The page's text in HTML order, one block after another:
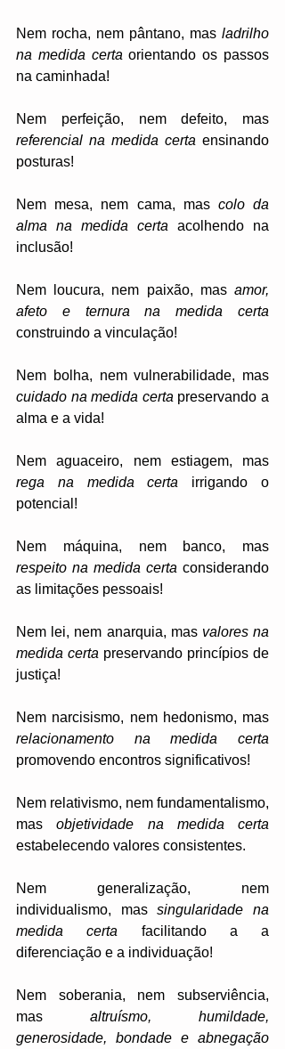
Nem rocha, nem pântano, mas ladrilho
na medida certa orientando os passos
na caminhada!
referencial na medida certa ensinando
posturas!
Nem mesa, nem cama, mas colo da
alma na medida certa acolhendo na
inclusão!
Nem loucura, nem paixão, mas amor,
afeto e ternura na medida certa
construindo a vinculação!
cuidado na medida certa preservando a
alma e a vida!
rega na medida certa irrigando o
potencial!
respeito na medida certa considerando
as limitações pessoais!
Nem lei, nem anarquia, mas valores na
medida certa preservando princípios de
justiça!
relacionamento na medida certa
promovendo encontros significativos!
Nem relativismo, nem fundamentalismo,
mas objetividade na medida certa
estabelecendo valores consistentes.
Nem generalização, nem
individualismo, mas singularidade na
medida certa facilitando a a
diferenciação e a individuação!
Nem soberania, nem subserviência,
mas altruísmo, humildade,
generosidade, bondade e abnegação